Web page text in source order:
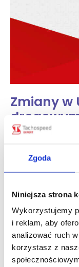
Zgoda
Niniejsza strona
Wykorzystujemy
i reklam, aby
analizować ruch
korzystasz z
Zmiany w
Aktualności
Od dzisiaj, tj. od
listopada o
pkt 13 wchodzi w
przepisy dotyczą
zarządzający
z wymogiem
nie stracić dobrej
Czytaj dalej